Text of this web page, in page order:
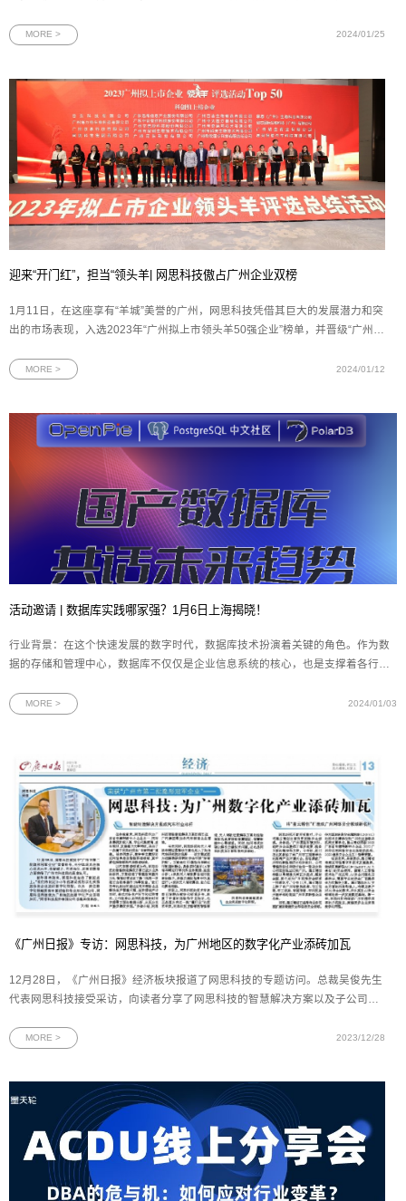
MORE > 2024/01/25
迎来“开门红”，担当“领头羊| 网思科技傲占广州企业双榜
1月11日，在这座享有“羊城”美誉的广州，网思科技凭借其巨大的发展潜力和突
出的市场表现，入选2023年“广州拟上市领头羊50强企业”榜单，并晋级“广州最
挥其榜样作用和领导力，为广州的进步注入更多的活力和机遇。图为网思科技
MORE > 2024/01/12
活动邀请 | 数据库实践哪家强？1月6日上海揭晓！
行业背景：在这个快速发展的数字时代，数据库技术扮演着关键的角色。作为数
据的存储和管理中心，数据库不仅仅是企业信息系统的核心，也是支撑着各行各
业开始选择使用国产数据库，以满足不断增长的数据需求。国产数据库通过持续
MORE > 2024/01/03
《广州日报》专访：网思科技，为广州地区的数字化产业添砖加瓦
12月28日，《广州日报》经济板块报道了网思科技的专题访问。总裁吴俊先生
代表网思科技接受采访，向读者分享了网思科技的智慧解决方案以及子公司星
“广州市第二批隐形冠军企业”——网思科技：为广州地区的数字化产业添砖加
MORE > 2023/12/28